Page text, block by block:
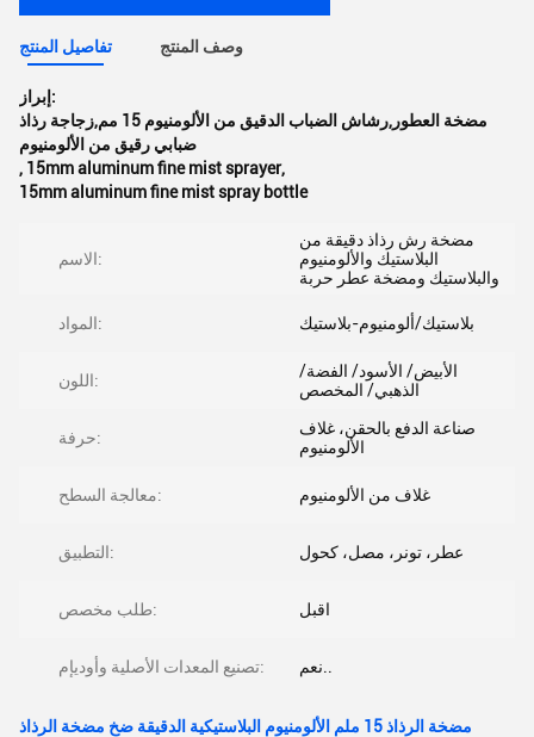
تفاصيل المنتج وصف المنتج
إبراز:
مضخة العطور,رشاش الضباب الدقيق من الألومنيوم 15 مم,زجاجة رذاذ
ضبابي رقيق من الألومنيوم
, 15mm aluminum fine mist sprayer,
15mm aluminum fine mist spray bottle
الاسم:
مضخة رش رذاذ دقيقة من
البلاستيك والألومنيوم
والبلاستيك ومضخة عطر حربة
المواد: بلاستيك/ألومنيوم-بلاستيك
اللون:
الأبيض/ الأسود/ الفضة/
الذهبي/ المخصص
حرفة:
صناعة الدفع بالحقن، غلاف
الألومنيوم
معالجة السطح: غلاف من الألومنيوم
التطبيق: عطر، تونر، مصل، كحول
طلب مخصص: اقبل
تصنيع المعدات الأصلية وأوديإم:
مضخة الرذاذ 15 ملم الألومنيوم البلاستيكية الدقيقة ضخ مضخة الرذاذ